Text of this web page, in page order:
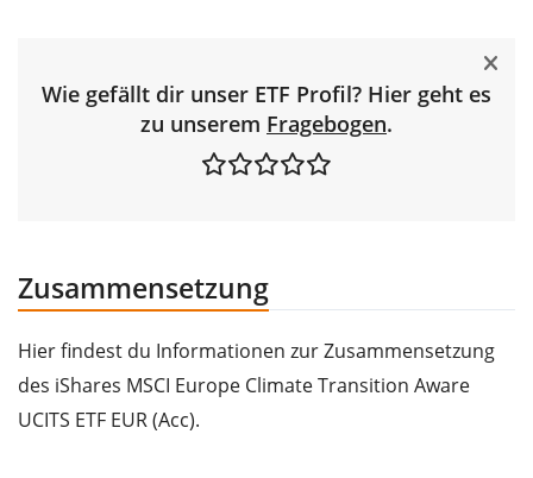
Wie gefällt dir unser ETF Profil? Hier geht es
zu unserem Fragebogen.
Zusammensetzung
Hier findest du Informationen zur Zusammensetzung
des iShares MSCI Europe Climate Transition Aware
UCITS ETF EUR (Acc).